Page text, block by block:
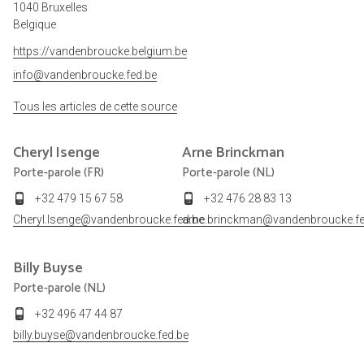
1040 Bruxelles
Belgique
https://vandenbroucke.belgium.be
info@vandenbroucke.fed.be
Tous les articles de cette source
Cheryl Isenge
Porte-parole (FR)
+32 479 15 67 58
Cheryl.Isenge@vandenbroucke.fed.be
Arne Brinckman
Porte-parole (NL)
+32 476 28 83 13
BillyBuyse
Porte-parole (NL)
+32 496 47 44 87
billy.buyse@vandenbroucke.fed.be